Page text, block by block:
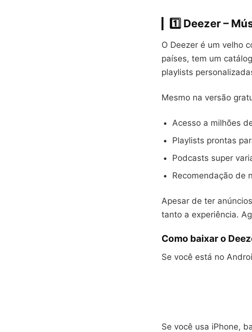
1️⃣ Deezer –
O Deezer é um velho
países, tem um
playlists
Mesmo na versão
Acesso a milhões
Playlists prontas
Podcasts super
Recomendação de
Apesar de ter
tanto a experiência.
Como baixar o
Se você está no
Se você usa iPhone,